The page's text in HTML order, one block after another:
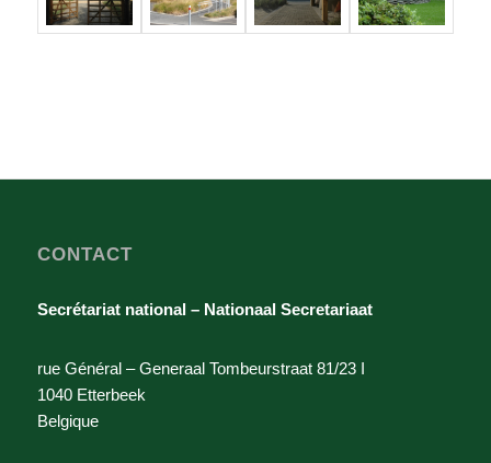
CONTACT
Secrétariat national – Nationaal Secretariaat
rue Général – Generaal Tombeurstraat 81/23 I
1040 Etterbeek
Belgique